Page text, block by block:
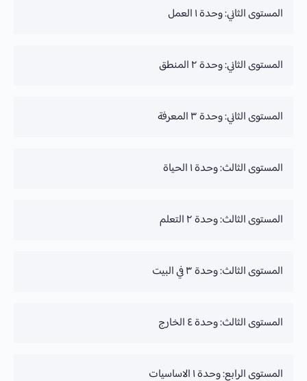
تقدم الدورة
0% Complete
المستوى الثاني: وحدة ١ العمل
تقدم الدورة
0% Complete
المستوى الثاني: وحدة ٢ المنطق
تقدم الدورة
0% Complete
المستوى الثاني: وحدة ٣ المعرفة
تقدم الدورة
0% Complete
المستوى الثالث: وحدة ١ الحياة
تقدم الدورة
0% Complete
المستوى الثالث: وحدة ٢ التعلم
تقدم الدورة
0% Complete
المستوى الثالث: وحدة ٣ في البيت
تقدم الدورة
0% Complete
المستوى الثالث: وحدة ٤ الخارج
تقدم الدورة
0% Complete
المستوى الرابع: وحدة ١ الاساسيات